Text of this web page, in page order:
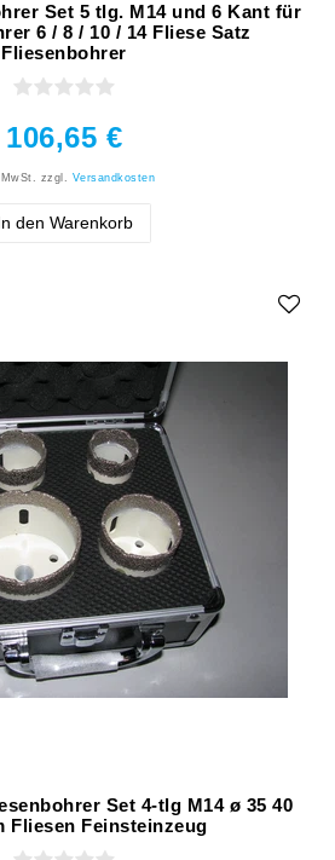
Set 5 tlg. M14 und 6 Kant für
6 / 8 / 10 / 14 Fliese Satz
Fliesenbohrer
106,65 €
zzgl. Versandkosten
den Warenkorb
Set 4-tlg M14 ø 35 40
Fliesen Feinsteinzeug